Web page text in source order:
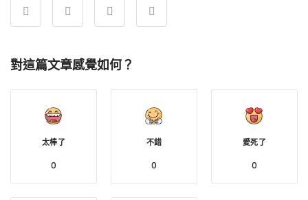
對這篇文章感覺如何？
太棒了
0
不錯
0
愛死了
0